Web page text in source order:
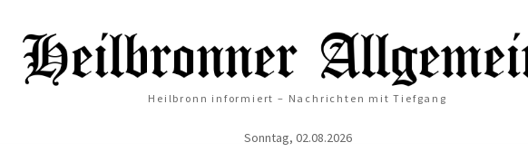
Heilbronn informiert – Nachrichten mit Tiefgang
Sonntag, 02.08.2026